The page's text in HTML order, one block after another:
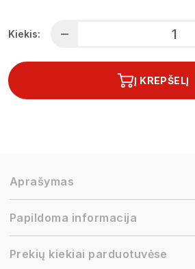
Kiekis:
Į KREPŠELĮ
Aprašymas
Papildoma informacija
Prekių kiekiai parduotuvėse